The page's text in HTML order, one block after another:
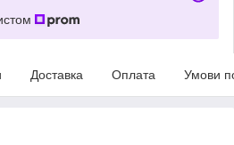
Доставка Оплата Умови